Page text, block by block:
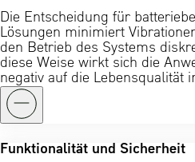
Die Entscheidung für
Lösungen minimiert
den Betrieb des Systems
diese Weise wirkt sich die
negativ auf die Lebensqualität
Funktionalität und Sicherheit